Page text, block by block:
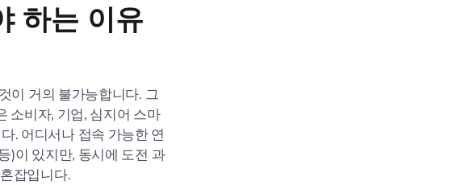
하는 이유
이 거의 불가능합니다. 그
소비자, 기업, 심지어 스마
. 어디서나 접속 가능한 연
)이 있지만, 동시에 도전 과
잡입니다.